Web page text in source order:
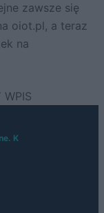
zawsze się
oiot.pl, a teraz
na
K